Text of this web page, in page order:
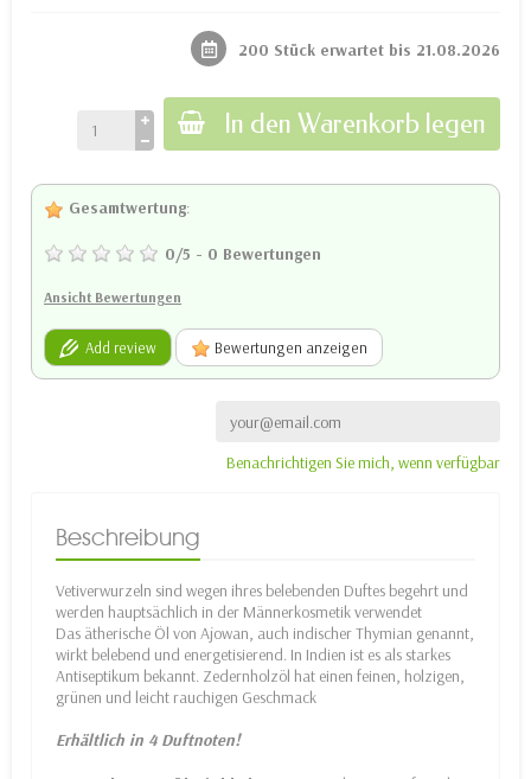
200 Stück erwartet bis 21.08.2026
In den Warenkorb legen
Gesamtwertung:
0/5 - 0 Bewertungen
Ansicht Bewertungen
Add review Bewertungen anzeigen
Benachrichtigen Sie mich, wenn verfügbar
Beschreibung
Vetiverwurzeln sind wegen ihres belebenden Duftes begehrt und
werden hauptsächlich in der Männerkosmetik verwendet
Das ätherische Öl von Ajowan, auch indischer Thymian genannt,
wirkt belebend und energetisierend. In Indien ist es als starkes
Antiseptikum bekannt. Zedernholzöl hat einen feinen, holzigen,
grünen und leicht rauchigen Geschmack
Erhältlich in 4 Duftnoten!